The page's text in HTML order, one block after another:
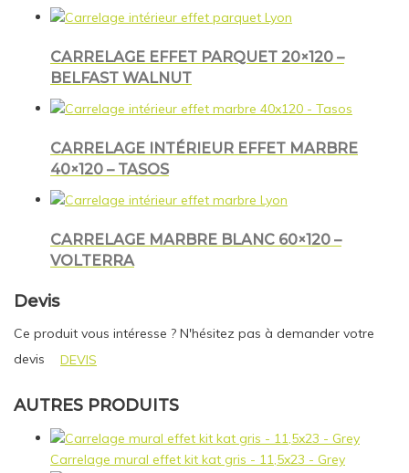
CARRELAGE EFFET PARQUET 20×120 –
BELFAST WALNUT
CARRELAGE INTÉRIEUR EFFET MARBRE
40×120 – TASOS
CARRELAGE MARBRE BLANC 60×120 –
VOLTERRA
Devis
Ce produit vous intéresse ? N'hésitez pas à demander votre
devis
DEVIS
AUTRES PRODUITS
Carrelage mural effet kit kat gris - 11,5x23 - Grey